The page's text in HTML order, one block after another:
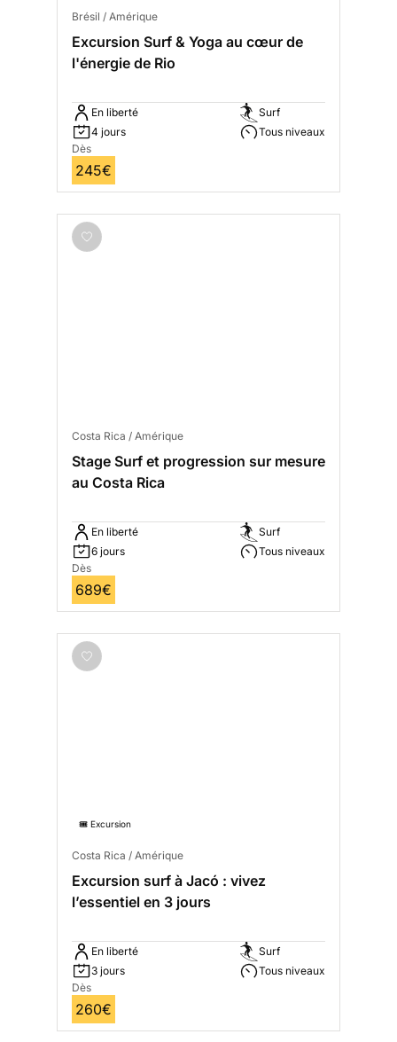
Brésil / Amérique
Excursion Surf & Yoga au cœur de
l'énergie de Rio
En liberté
4 jours
Surf
Tous niveaux
Dès
245€
Costa Rica / Amérique
Stage Surf et progression sur mesure
au Costa Rica
En liberté
6 jours
Surf
Tous niveaux
Dès
689€
🎟️ Excursion
Costa Rica / Amérique
Excursion surf à Jacó : vivez
l’essentiel en 3 jours
En liberté
3 jours
Surf
Tous niveaux
Dès
260€